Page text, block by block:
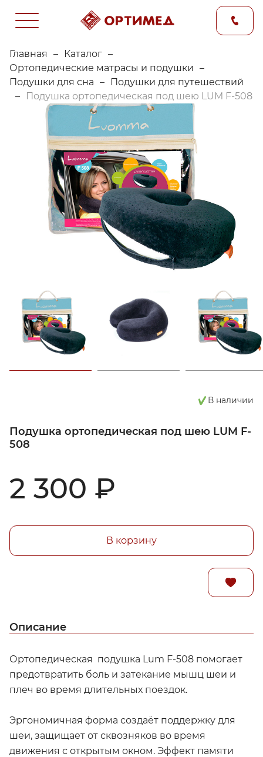
Главная – Каталог –
Ортопедические матрасы и подушки –
Подушки для сна – Подушки для путешествий
–
Подушка ортопедическая под шею LUM F-508
В наличии
Подушка ортопедическая под шею LUM F-
508
2 300 ₽
В корзину
Описание
Ортопедическая подушка Lum F-508 помогает
предотвратить боль и затекание мышц шеи и
плеч во время длительных поездок.
Эргономичная форма создаёт поддержку для
шеи, защищает от сквозняков во время
движения с открытым окном. Эффект памяти